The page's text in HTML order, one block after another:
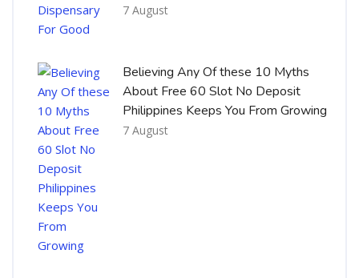
7 August
Believing Any Of these 10 Myths
About Free 60 Slot No Deposit
Philippines Keeps You From Growing
7 August